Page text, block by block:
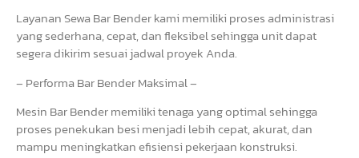
Layanan Sewa Bar Bender kami memiliki proses administrasi
yang sederhana, cepat, dan fleksibel sehingga unit dapat
segera dikirim sesuai jadwal proyek Anda.
– Performa Bar Bender Maksimal –
Mesin Bar Bender memiliki tenaga yang optimal sehingga
proses penekukan besi menjadi lebih cepat, akurat, dan
mampu meningkatkan efisiensi pekerjaan konstruksi.